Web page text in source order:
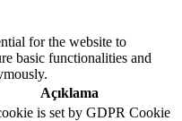
for the website to
basic functionalities and
Açıklama
is set by GDPR Cookie